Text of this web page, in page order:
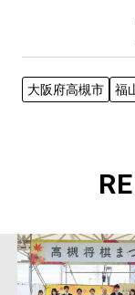
大阪府高槻市 福